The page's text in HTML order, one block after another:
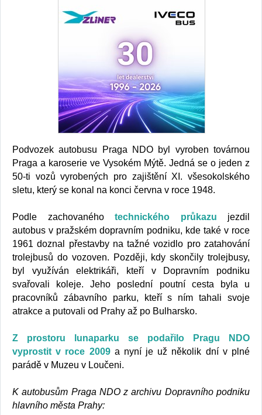
Podvozek autobusu Praga NDO byl vyroben továrnou
Praga a karoserie ve Vysokém Mýtě. Jedná se o jeden z
50-ti vozů vyrobených pro zajištění XI. všesokolského
sletu, který se konal na konci června v roce 1948.
Podle zachovanéhotechnického průkazu jezdil
autobus v pražském dopravním podniku, kde také v roce
1961 doznal přestavby na tažné vozidlo pro zatahování
trolejbusů do vozoven. Později, kdy skončily trolejbusy,
byl využíván elektrikáři, kteří v Dopravním podniku
svařovali koleje. Jeho poslední poutní cesta byla u
pracovníků zábavního parku, kteří s ním tahali svoje
atrakce a putovali od Prahy až po Bulharsko.
Z prostoru lunaparku se podařilo Pragu NDO
vyprostit v roce 2009a nyní je už několik dní v plné
parádě v Muzeu v Loučeni.
K autobusům Praga NDO z archivu Dopravního podniku
hlavního města Prahy: